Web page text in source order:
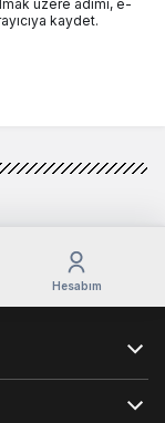
üzere adımı, e-
kaydet.
Hesabım